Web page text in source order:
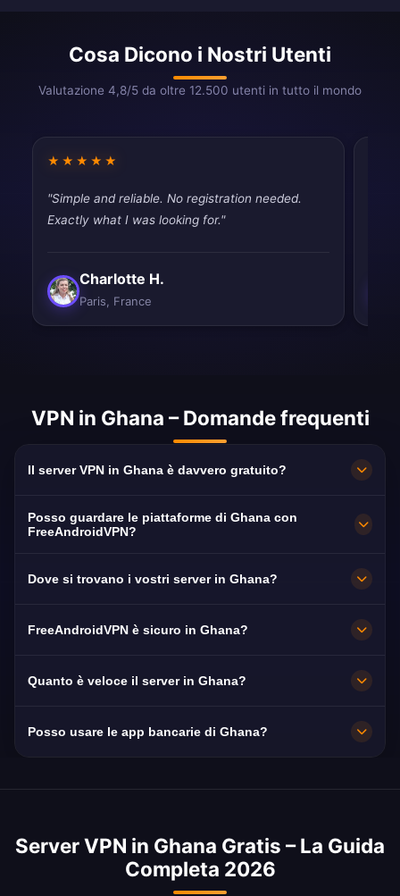
Cosa Dicono i Nostri Utenti
Valutazione 4,8/5 da oltre 12.500 utenti in tutto il mondo
★★★★★
"Simple and reliable. No registration needed.
Exactly what I was looking for."
Charlotte H.
Paris, France
VPN in Ghana – Domande frequenti
Il server VPN in Ghana è davvero gratuito?
abbonamento, senza carta e senza
Posso guardare le piattaforme di Ghana con
FreeAndroidVPN?
Dove si trovano i vostri server in Ghana?
FreeAndroidVPN è sicuro in Ghana?
Quanto è veloce il server in Ghana?
velocità media in Ghana è di 35 Mbps, ideale
Posso usare le app bancarie di Ghana?
sono raggiungibili con un IP di Ghana. Rispetta
Server VPN in Ghana Gratis – La Guida
Completa 2026